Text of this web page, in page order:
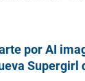
por AI
Supergirl